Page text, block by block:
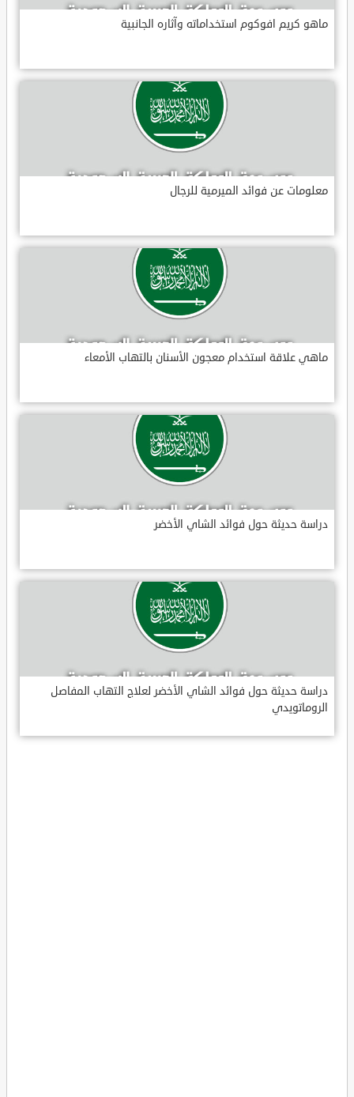
ماهو كريم افوكوم استخداماته وآثاره الجانبية
معلومات عن فوائد الميرمية للرجال
ماهي علاقة استخدام معجون الأسنان بالتهاب الأمعاء
دراسة حديثة حول فوائد الشاي الأخضر
دراسة حديثة حول فوائد الشاي الأخضر لعلاج التهاب المفاصل
الروماتويدي